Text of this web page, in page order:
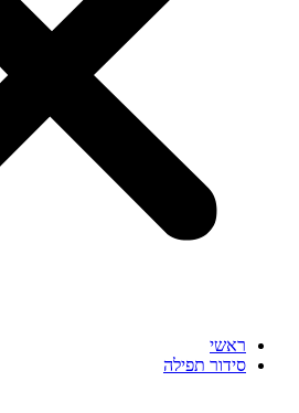
ראשי
סידור תפילה